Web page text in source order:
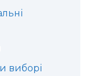
виборі